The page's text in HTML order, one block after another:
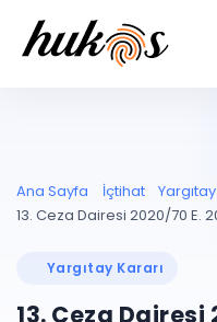
UYAP ile otomatik
UYAP Evrak
Entegrasyonu
Blog
Ana Sayfa İçtihat
13. Ceza Dairesi 2020/70 E.
Yargıtay Kararı
13. Ceza Dairesi